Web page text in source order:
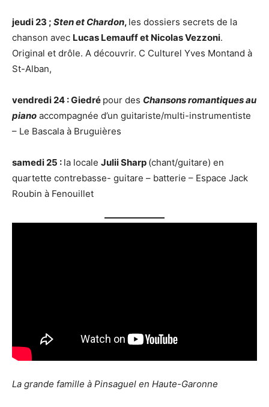
jeudi 23 ; Sten et Chardon, les dossiers secrets de la
chanson avec Lucas Lemauff et Nicolas Vezzoni.
Original et drôle. A découvrir. C Culturel Yves Montand à
St-Alban,
vendredi 24 : Giedré pour des Chansons romantiques au
piano accompagnée d’un guitariste/multi-instrumentiste
– Le Bascala à Bruguières
samedi 25 : la locale Julii Sharp (chant/guitare) en
quartette contrebasse- guitare – batterie – Espace Jack
Roubin à Fenouillet
La grande famille à Pinsaguel en Haute-Garonne